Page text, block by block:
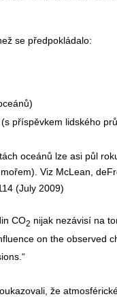
se předpokládalo:
příspěvkem lidského
oceánů lze asi půl
Viz McLean,
(July 2009)
CO2 nijak nezávisí na
on the observed
že